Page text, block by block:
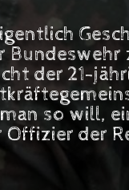
der 21-
so will,
der